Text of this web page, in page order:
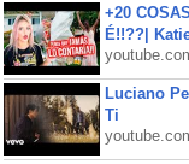
+20
É!!??|
Luciano
Ti